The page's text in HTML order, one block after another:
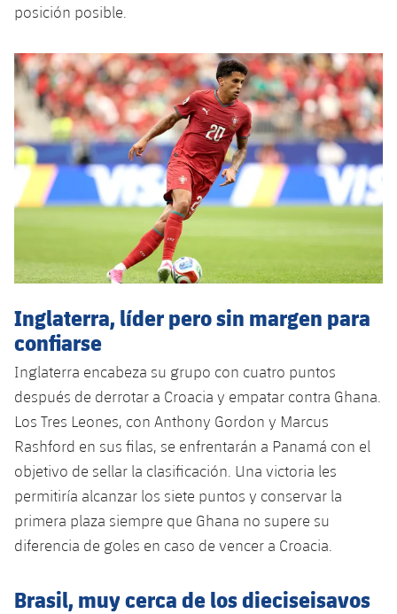
posición posible.
Inglaterra, líder pero sin margen para
confiarse
Inglaterra encabeza su grupo con cuatro puntos
después de derrotar a Croacia y empatar contra Ghana.
Los Tres Leones, con Anthony Gordon y Marcus
Rashford en sus filas, se enfrentarán a Panamá con el
objetivo de sellar la clasificación. Una victoria les
permitiría alcanzar los siete puntos y conservar la
primera plaza siempre que Ghana no supere su
diferencia de goles en caso de vencer a Croacia.
Brasil, muy cerca de los dieciseisavos